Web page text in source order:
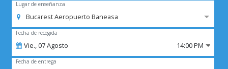
Lugar de enseñanza
Bucarest Aeropuerto Baneasa
Fecha de recogida
Vie.,07Agosto 14:00 PM
Fecha de entrega